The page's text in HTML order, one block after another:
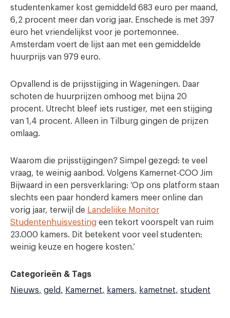
studentenkamer kost gemiddeld 683 euro per maand,
6,2 procent meer dan vorig jaar. Enschede is met 397
euro het vriendelijkst voor je portemonnee.
Amsterdam voert de lijst aan met een gemiddelde
huurprijs van 979 euro.
Opvallend is de prijsstijging in Wageningen. Daar
schoten de huurprijzen omhoog met bijna 20
procent. Utrecht bleef iets rustiger, met een stijging
van 1,4 procent. Alleen in Tilburg gingen de prijzen
omlaag.
Waarom die prijsstijgingen? Simpel gezegd: te veel
vraag, te weinig aanbod. Volgens Kamernet-COO Jim
Bijwaard in een persverklaring: ‘Op ons platform staan
slechts een paar honderd kamers meer online dan
vorig jaar, terwijl de Landelijke Monitor
Studentenhuisvesting een tekort voorspelt van ruim
23.000 kamers. Dit betekent voor veel studenten:
weinig keuze en hogere kosten.’
Categorieën & Tags
Nieuws
geld Kamernet kamers kametnet student